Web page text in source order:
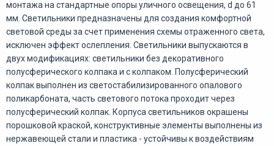
монтажа на стандартные опоры уличного освещения, d до 61
мм. Светильники предназначены для создания комфортной
световой среды за счет применения схемы отраженного света,
исключен эффект ослепления. Светильники выпускаются в
двух модификациях: светильники без декоративного
полусферического колпака и с колпаком. Полусферический
колпак выполнен из светостабилизированного опалового
поликарбоната, часть светового потока проходит через
полусферический колпак. Корпуса светильников окрашены
порошковой краской, конструктивные элементы выполнены из
нержавеющей стали и пластика - устойчивы к воздействиям